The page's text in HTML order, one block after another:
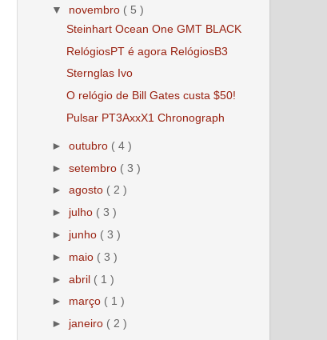
▼ novembro ( 5 )
Steinhart Ocean One GMT BLACK
RelógiosPT é agora RelógiosB3
Sternglas Ivo
O relógio de Bill Gates custa $50!
Pulsar PT3AxxX1 Chronograph
►outubro ( 4 )
►setembro ( 3 )
►agosto ( 2 )
► julho ( 3 )
► junho ( 3 )
► maio ( 3 )
►abril ( 1 )
► março ( 1 )
► janeiro ( 2 )